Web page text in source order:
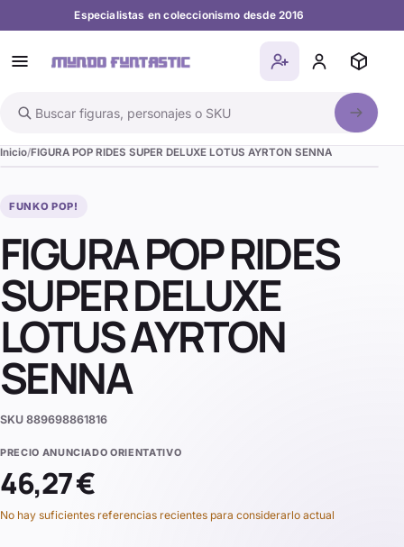
Especialistas en coleccionismo desde 2016
Buscar en el catálogo
Inicio FIGURA POP RIDES SUPER DELUXE LOTUS AYRTON SENNA
FUNKO POP!
FIGURA POP RIDES
SUPER DELUXE
LOTUS AYRTON
SENNA
SKU 889698861816
PRECIO ANUNCIADO ORIENTATIVO
46,27 €
No hay suficientes referencias recientes para considerarlo actual